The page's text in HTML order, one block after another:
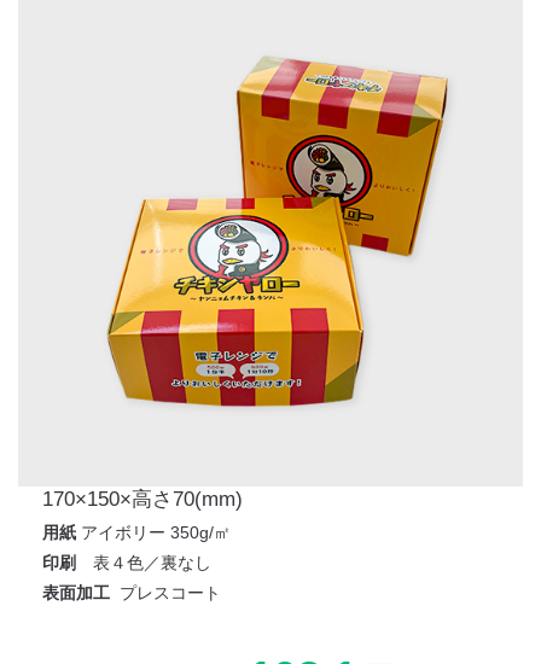
170×150×高さ70(mm)
用紙 アイボリー 350g/㎡
印刷 表４色／裏なし
表面加工 プレスコート